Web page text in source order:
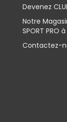
Devenez
Notre
SPORT PRO
Contactez-